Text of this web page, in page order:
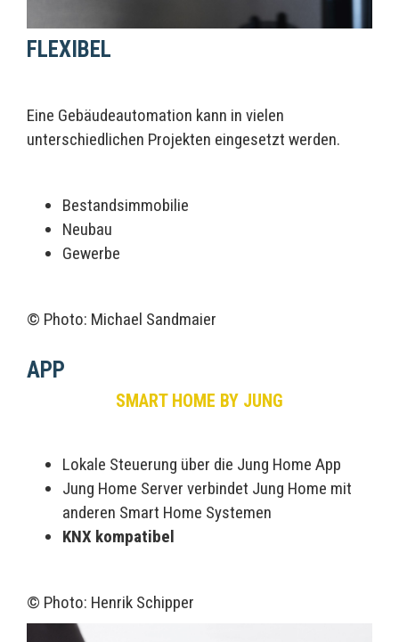
FLEXIBEL
Eine Gebäudeautomation kann in vielen
unterschiedlichen Projekten eingesetzt werden.
Bestandsimmobilie
Neubau
Gewerbe
© Photo: Michael Sandmaier
APP
SMART HOME BY JUNG
Lokale Steuerung über die Jung Home App
Jung Home Server verbindet Jung Home mit
anderen Smart Home Systemen
KNX kompatibel
© Photo: Henrik Schipper